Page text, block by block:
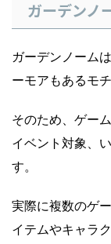
ガーデンノ
ガーデンノーム
ーモアもあるモ
そのため、ゲー
イベント対象、
す。
実際に複数のゲ
イテムやキャラ